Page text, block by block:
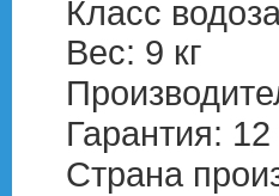
Класс
Вес: 9 кг
Гарантия:
Страна